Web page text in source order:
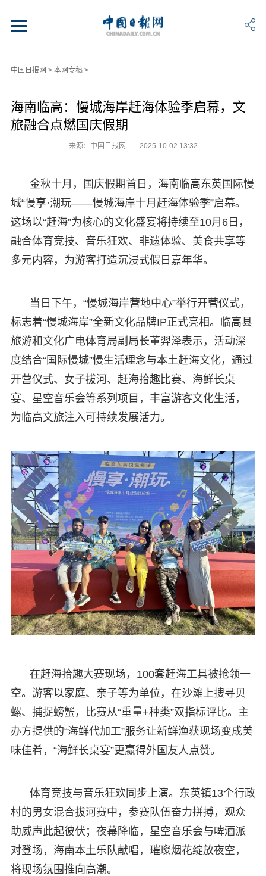
中国日报网 > 本网专稿>
海南临高：慢城海岸赶海体验季启幕，文
旅融合点燃国庆假期
来源：中国日报网 2025-10-02 13:32
金秋十月，国庆假期首日，海南临高东英国际慢
城“慢享·潮玩——慢城海岸十月赶海体验季”启幕。
这场以“赶海”为核心的文化盛宴将持续至10月6日，
融合体育竞技、音乐狂欢、非遗体验、美食共享等
多元内容，为游客打造沉浸式假日嘉年华。
当日下午，“慢城海岸营地中心”举行开营仪式，
标志着“慢城海岸”全新文化品牌IP正式亮相。临高县
旅游和文化广电体育局副局长董羿泽表示，活动深
度结合“国际慢城”慢生活理念与本土赶海文化，通过
开营仪式、女子拔河、赶海拾趣比赛、海鲜长桌
宴、星空音乐会等系列项目，丰富游客文化生活，
为临高文旅注入可持续发展活力。
在赶海拾趣大赛现场，100套赶海工具被抢领一
空。游客以家庭、亲子等为单位，在沙滩上搜寻贝
螺、捕捉螃蟹，比赛从“重量+种类”双指标评比。主
办方提供的“海鲜代加工”服务让新鲜渔获现场变成美
味佳肴，“海鲜长桌宴”更赢得外国友人点赞。
体育竞技与音乐狂欢同步上演。东英镇13个行政
村的男女混合拔河赛中，参赛队伍奋力拼搏，观众
助威声此起彼伏；夜幕降临，星空音乐会与啤酒派
对登场，海南本土乐队献唱，璀璨烟花绽放夜空，
将现场氛围推向高潮。